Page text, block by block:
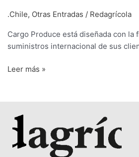
.Chile, Otras Entradas / Redagrícola
Cargo Produce está diseñada con
suministros internacional de sus
Leer más »